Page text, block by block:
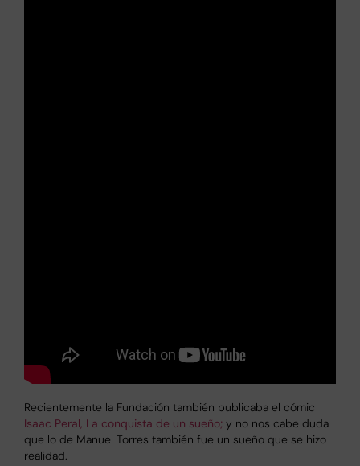
Recientemente la Fundación también publicaba el cómic
Isaac Peral, La conquista de un sueño; y no nos cabe duda
que lo de Manuel Torres también fue un sueño que se hizo
realidad.